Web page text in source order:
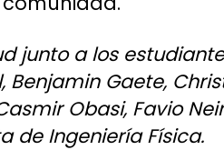
junto a los
Benjamin Gaete,
Obasi, Favio
de Ingeniería Física.